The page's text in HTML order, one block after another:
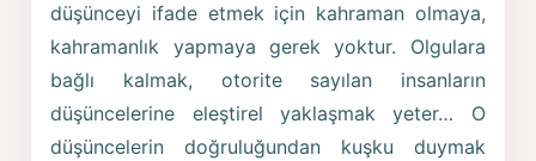
düşünceyi ifade etmek için kahraman olmaya,
kahramanlık yapmaya gerek yoktur. Olgulara
bağlı kalmak, otorite sayılan insanların
düşüncelerine eleştirel yaklaşmak yeter… O
düşüncelerin doğruluğundan kuşku duymak